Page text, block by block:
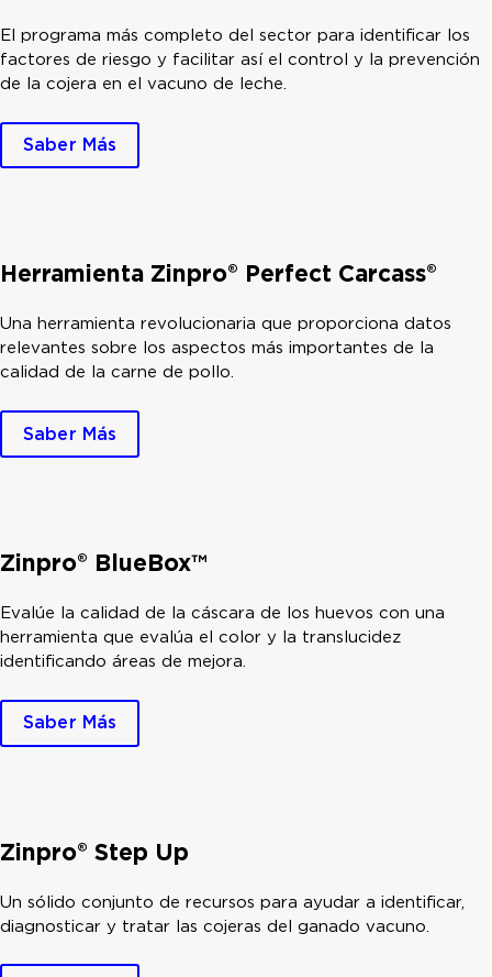
El programa más completo del sector para identificar los
factores de riesgo y facilitar así el control y la prevención
de la cojera en el vacuno de leche.
Saber Más
Herramienta Zinpro® Perfect Carcass®
Una herramienta revolucionaria que proporciona datos
relevantes sobre los aspectos más importantes de la
calidad de la carne de pollo.
Saber Más
Zinpro® BlueBox™
Evalúe la calidad de la cáscara de los huevos con una
herramienta que evalúa el color y la translucidez
identificando áreas de mejora.
Saber Más
Zinpro® Step Up
Un sólido conjunto de recursos para ayudar a identificar,
diagnosticar y tratar las cojeras del ganado vacuno.